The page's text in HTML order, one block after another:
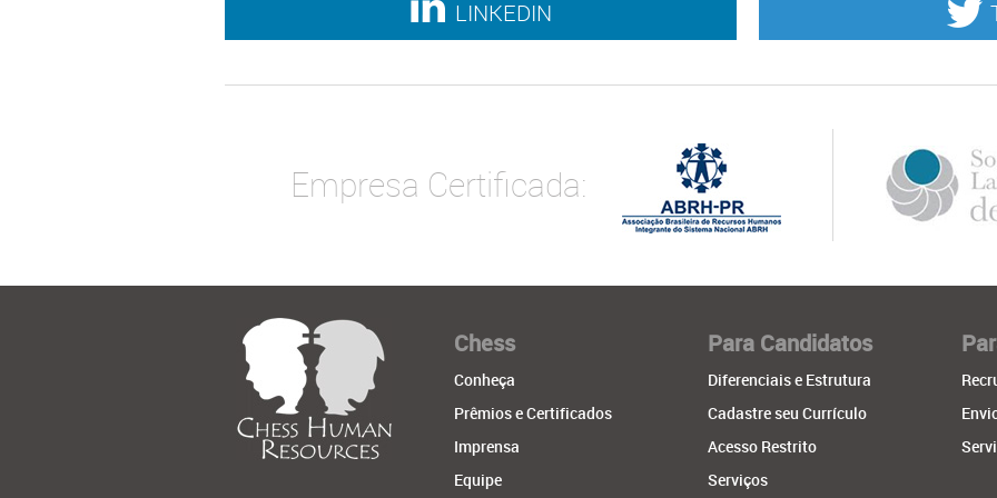
LINKEDIN
Empresa Certificada:
Chess
Conheça
Prêmios e Certificados
Imprensa
Equipe
Para Candidatos
Diferenciais e Estrutura
Cadastre seu Currículo
Acesso Restrito
Serviços